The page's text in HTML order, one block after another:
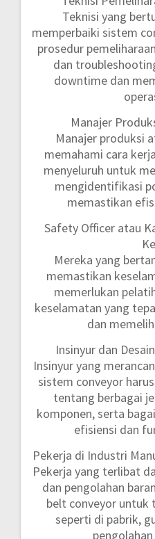
Teknisi yang
memperbaiki sistem
prosedur
dan
downtime dan
Manajer
Manajer produksi
memahami cara
menyeluruh untuk
mengidentifikasi
memastikan
Safety Officer atau
Mereka yang
memastikan
memerlukan
keselamatan yang
dan
Insinyur dan
Insinyur yang
sistem conveyor
tentang berbagai
komponen, serta
efisiensi dan
Pekerja di Industri
Pekerja yang terlibat
dan pengolahan
belt conveyor untuk
seperti di pabrik,